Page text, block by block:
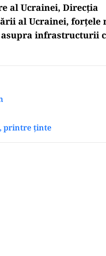
al Ucrainei, Direcția
al Ucrainei, forțele
infrastructurii
printre ținte